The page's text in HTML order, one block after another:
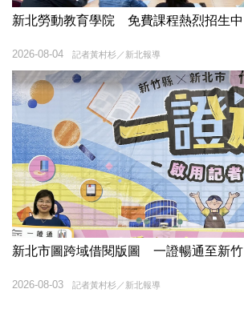
新北勞動教育學院 免費課程熱烈招生中
記者黃村杉／新北報導
2026-08-04
新北市圖跨域借閱版圖 一證暢通至新竹
記者黃村杉／新北報導
2026-08-03